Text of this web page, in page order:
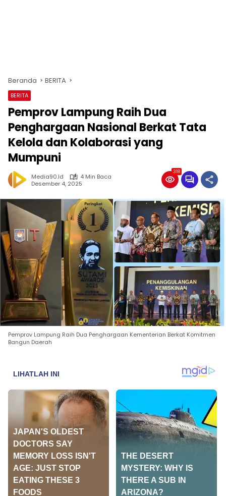
Beranda BERITA
BERITA
Pemprov Lampung Raih Dua
Penghargaan Nasional Berkat Tata
Kelola dan Kolaborasi yang
Mumpuni
Media90.id
4 Min Baca
Desember 4, 2025
318
Pemprov Lampung Raih Dua Penghargaan Kementerian Berkat Komitmen
Bangun Daerah